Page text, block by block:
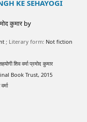
KE SEHAYOGI
कुमार by
; Literary form: Not fiction
शिव वर्मा प्रमोद कुमार
Book Trust, 2015